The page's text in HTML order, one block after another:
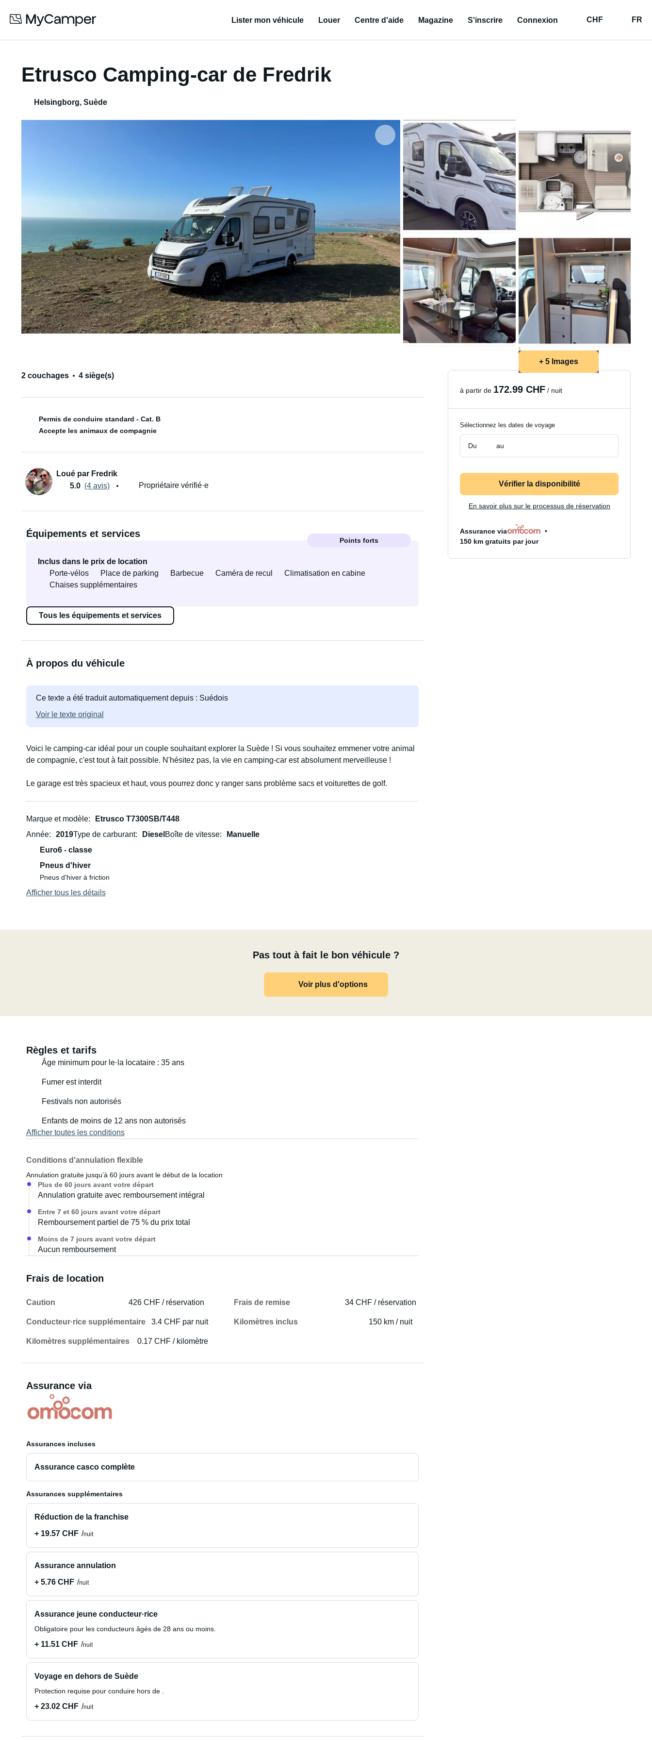
Lister mon véhicule Louer Centre d'aide Magazine S'inscrire Connexion CHF FR
Etrusco Camping-car de Fredrik
Helsingborg, Suède
+ 5 Images
2 couchages
4 siège(s)
Permis de conduire standard - Cat. B
Accepte les animaux de compagnie
Loué par Fredrik
5.0 (4 avis) Propriétaire vérifié·e
Équipements et services
Points forts
Inclus dans le prix de location
Porte-vélos
Place de parking Barbecue Caméra de recul
Climatisation en cabine
Chaises supplémentaires
Tous les équipements et services
À propos du véhicule
Ce texte a été traduit automatiquement depuis : Suédois
Voir le texte original
Voici le camping-car idéal pour un couple souhaitant explorer la Suède ! Si vous souhaitez emmener votre animal
de compagnie, c'est tout à fait possible. N'hésitez pas, la vie en camping-car est absolument merveilleuse !
Le garage est très spacieux et haut, vous pourrez donc y ranger sans problème sacs et voiturettes de golf.
Marque et modèle
Etrusco T7300SB/T448
Année
2019Type de carburant Diesel Boîte de vitesse
Manuelle
Euro6 - classe
Pneus d'hiver
Pneus d'hiver à friction
Afficher tous les détails
Pas tout à fait le bon véhicule ?
Voir plus d'options
Règles et tarifs
Âge minimum pour le·la locataire : 35 ans
Fumer est interdit
Festivals non autorisés
Enfants de moins de 12 ans non autorisés
Afficher toutes les conditions
Conditions d'annulation flexible
Annulation gratuite jusqu’à 60 jours avant le début de la location
Plus de 60 jours avant votre départ
Annulation gratuite avec remboursement intégral
Entre 7 et 60 jours avant votre départ
Remboursement partiel de 75 % du prix total
Moins de 7 jours avant votre départ
Aucun remboursement
Frais de location
Caution 426 CHF / réservation Frais de remise 34 CHF / réservation
Conducteur·rice supplémentaire 3.4 CHF par nuit Kilomètres inclus 150 km / nuit
Kilomètres supplémentaires 0.17 CHF / kilomètre
Assurance via
Assurances incluses
Assurance casco complète
Assurances supplémentaires
Réduction de la franchise
+ 19.57 CHF
nuit
Assurance annulation
+ 5.76 CHF
nuit
Assurance jeune conducteur·rice
Obligatoire pour les conducteurs âgés de 28 ans ou moins.
+ 11.51 CHF nuit
Voyage en dehors de Suède
Protection requise pour conduire hors de .
+ 23.02 CHF nuit
à partir de 172.99 CHF / nuit
Sélectionnez les dates de voyage
Du au
Vérifier la disponibilité
En savoir plus sur le processus de réservation
Assurance via
150 km gratuits par jour